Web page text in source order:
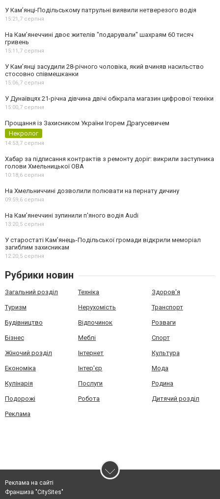
У Кам’янці-Подільському патрульні виявили нетверезого водія
15:21,7 серпня
На Камʼянеччині двоє жителів "подарували" шахраям 60 тисяч
гривень
15:11,7 серпня
У Камʼянці засудили 28-річного чоловіка, який вчиняв насильство
стосовно співмешканки
15:06,7 серпня
У Дунаївцях 21-річна дівчина двічі обікрала магазин цифрової техніки
15:00,7 серпня
Прощання із Захисником України Ігорем Драгусевичем
Некролог
14:53,7 серпня
Хабар за підписання контрактів з ремонту доріг: викрили заступника
голови Хмельницької ОВА
10:18,6 серпня
На Хмельниччині дозволили полювати на пернату дичину
09:59,6 серпня
На Камʼянеччині зупинили п'яного водія Audi
13:20,5 серпня
У старостаті Кам’янець-Подільської громади відкрили меморіал
загиблим захисникам
12:20,5 серпня
Рубрики новин
Загальний розділ Техніка Здоров'я
Туризм Нерухомість Транспорт
Будівництво Відпочинок Розваги
Бізнес Меблі Спорт
Жіночий розділ Інтернет Культура
Економіка Інтер'єр Мода
Кулінарія Послуги Родина
Подорожі Робота Дитячий розділ
Реклама
Реклама на сайті
Франшиза "CitySites"